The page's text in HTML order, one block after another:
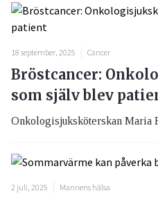
18 september, 2025 Cancer
Bröstcancer:
som själv blev
Onkologisjuksköterskan Maria
2 juli, 2025 Mannens hälsa